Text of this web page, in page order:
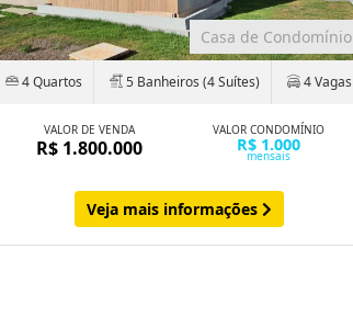
Casa de Condomínio
4 Quartos 5 Banheiros (4 Suítes) 4 Vagas
VALOR DE VENDA
R$ 1.800.000
VALOR CONDOMÍNIO
R$ 1.000
mensais
Veja mais informações